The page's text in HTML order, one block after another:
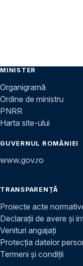
MINISTER
Organigramă
Ordine de ministru
PNRR
Harta site-ului
GUVERNUL ROMÂNIEI
www.gov.ro
TRANSPARENȚĂ
Proiecte acte
Declarații de avere și
Venituri angajați
Protecția datelor
Termeni și condiții